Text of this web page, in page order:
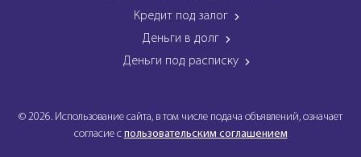
Кредит под залог
Деньги в долг
Деньги под расписку
© 2026. Использование сайта, в том числе подача объявлений, означает
согласие с пользовательским соглашением